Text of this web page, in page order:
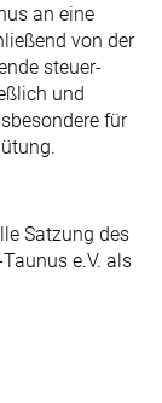
an eine
von der
steuer­
und
für
Satzung des
e.V. als